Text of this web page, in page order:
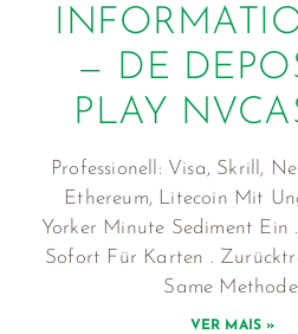
— DE
PLAY
Professionell: Visa, Skrill,
Ethereum, Litecoin Mit
Yorker Minute Sediment Ein
Sofort Für Karten .
Same
VER MAIS »